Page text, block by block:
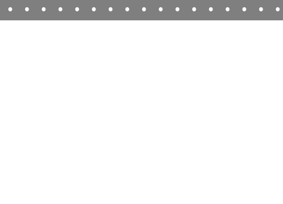
• • • • • • • • • • • • • • • • •